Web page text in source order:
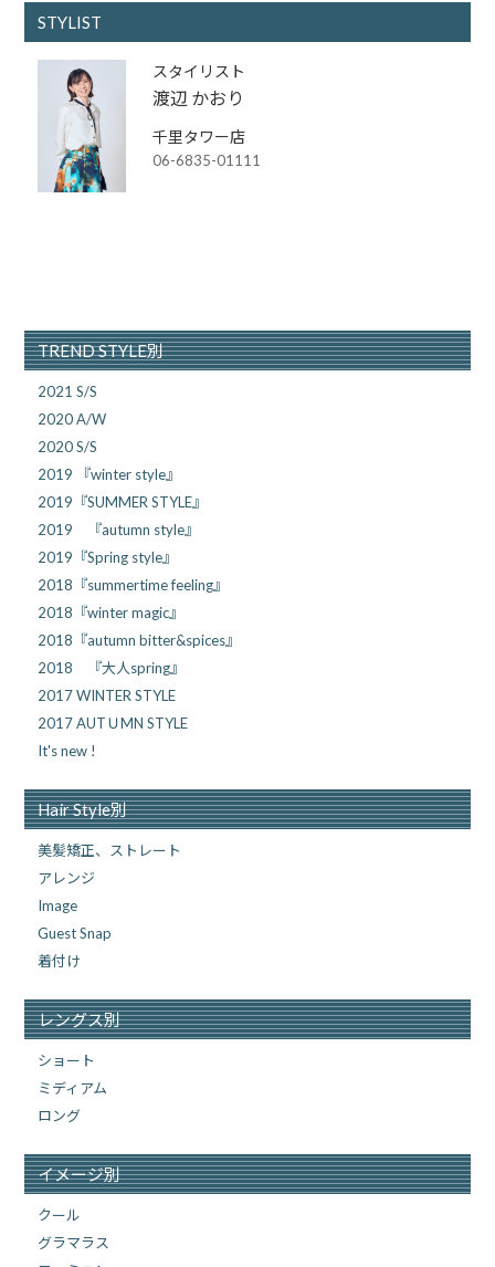
STYLIST
スタイリスト
渡辺 かおり
千里タワー店
06-6835-01111
TREND STYLE別
2021 S/S
2020 A/W
2020 S/S
2019 『winter style』
2019『SUMMER STYLE』
2019 『autumn style』
2019『Spring style』
2018『summertime feeling』
2018『winter magic』
2018『autumn bitter&spices』
2018 『大人spring』
2017 WINTER STYLE
2017 AUTＵMN STYLE
It's new !
Hair Style別
美髪矯正、ストレート
アレンジ
Image
Guest Snap
着付け
レングス別
ショート
ミディアム
ロング
イメージ別
クール
グラマラス